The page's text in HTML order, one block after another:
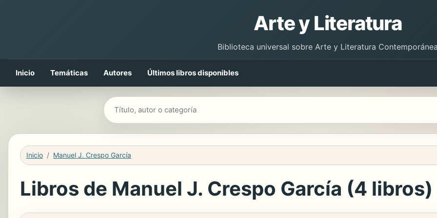
Arte y Literatura
Biblioteca universal sobre Arte y Literatura
Inicio Temáticas Autores Últimos libros disponibles
Buscar libros
Inicio Manuel J. Crespo García
Libros de Manuel J. Crespo García (4 libros)